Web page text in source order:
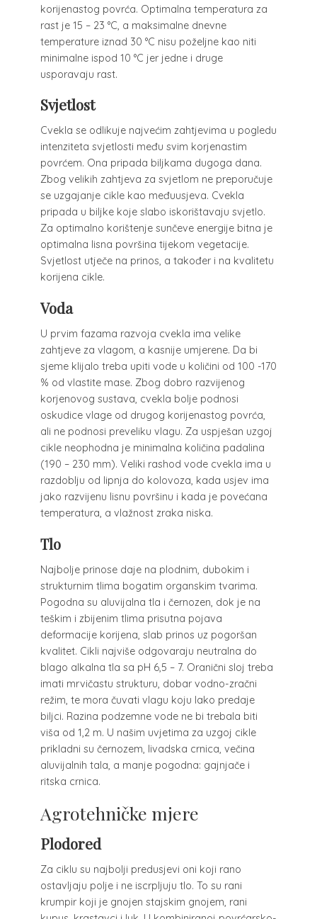
korijenastog povrća. Optimalna temperatura za
rast je 15 – 23 °C, a maksimalne dnevne
temperature iznad 30 °C nisu poželjne kao niti
minimalne ispod 10 °C jer jedne i druge
usporavaju rast.
Svjetlost
Cvekla se odlikuje najvećim zahtjevima u pogledu
intenziteta svjetlosti među svim korjenastim
povrćem. Ona pripada biljkama dugoga dana.
Zbog velikih zahtjeva za svjetlom ne preporučuje
se uzgajanje cikle kao međuusjeva. Cvekla
pripada u biljke koje slabo iskorištavaju svjetlo.
Za optimalno korištenje sunčeve energije bitna je
optimalna lisna površina tijekom vegetacije.
Svjetlost utječe na prinos, a također i na kvalitetu
korijena cikle.
Voda
U prvim fazama razvoja cvekla ima velike
zahtjeve za vlagom, a kasnije umjerene. Da bi
sjeme klijalo treba upiti vode u količini od 100 -170
% od vlastite mase. Zbog dobro razvijenog
korjenovog sustava, cvekla bolje podnosi
oskudice vlage od drugog korijenastog povrća,
ali ne podnosi preveliku vlagu. Za uspješan uzgoj
cikle neophodna je minimalna količina padalina
(190 – 230 mm). Veliki rashod vode cvekla ima u
razdoblju od lipnja do kolovoza, kada usjev ima
jako razvijenu lisnu površinu i kada je povećana
temperatura, a vlažnost zraka niska.
Tlo
Najbolje prinose daje na plodnim, dubokim i
strukturnim tlima bogatim organskim tvarima.
Pogodna su aluvijalna tla i černozen, dok je na
teškim i zbijenim tlima prisutna pojava
deformacije korijena, slab prinos uz pogoršan
kvalitet. Cikli najviše odgovaraju neutralna do
blago alkalna tla sa pH 6,5 – 7. Oranični sloj treba
imati mrvičastu strukturu, dobar vodno-zračni
režim, te mora čuvati vlagu koju lako predaje
biljci. Razina podzemne vode ne bi trebala biti
viša od 1,2 m. U našim uvjetima za uzgoj cikle
prikladni su černozem, livadska crnica, večina
aluvijalnih tala, a manje pogodna: gajnjače i
ritska crnica.
Agrotehničke mjere
Plodored
Za ciklu su najbolji predusjevi oni koji rano
ostavljaju polje i ne iscrpljuju tlo. To su rani
krumpir koji je gnojen stajskim gnojem, rani